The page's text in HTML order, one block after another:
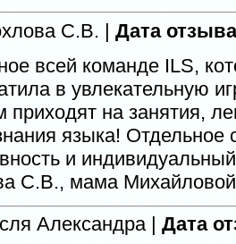
С.В. |Дата
всей команде ILS,
в увлекательную
приходят на занятия,
языка! Отдельное
и
С.В., мама
Александра |Дата